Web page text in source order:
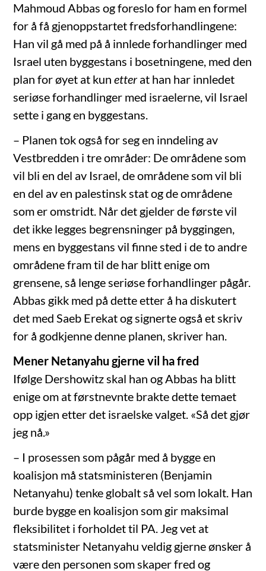
Mahmoud Abbas og foreslo for ham en formel
for å få gjenoppstartet fredsforhandlingene:
Han vil gå med på å innlede forhandlinger med
Israel uten byggestans i bosetningene, med den
plan for øyet at kunetterat han har innledet
seriøse forhandlinger med israelerne, vil Israel
sette i gang en byggestans.
– Planen tok også for seg en inndeling av
Vestbredden i tre områder: De områdene som
vil bli en del av Israel, de områdene som vil bli
en del av en palestinsk stat og de områdene
som er omstridt. Når det gjelder de første vil
det ikke legges begrensninger på byggingen,
mens en byggestans vil finne sted i de to andre
områdene fram til de har blitt enige om
grensene, så lenge seriøse forhandlinger pågår.
Abbas gikk med på dette etter å ha diskutert
det med Saeb Erekat og signerte også et skriv
for å godkjenne denne planen, skriver han.
Mener Netanyahu gjerne vil ha fred
Ifølge Dershowitz skal han og Abbas ha blitt
enige om at førstnevnte brakte dette temaet
opp igjen etter det israelske valget. «Så det gjør
jeg nå.»
– I prosessen som pågår med å bygge en
koalisjon må statsministeren (Benjamin
Netanyahu) tenke globalt så vel som lokalt. Han
burde bygge en koalisjon som gir maksimal
fleksibilitet i forholdet til PA. Jeg vet at
statsminister Netanyahu veldig gjerne ønsker å
være den personen som skaper fred og